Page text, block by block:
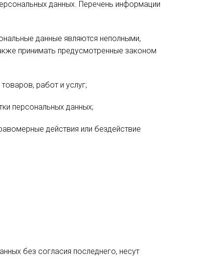
данных. Перечень информации
данные являются неполными,
принимать предусмотренные законом
работ и услуг;
персональных данных;
действия или бездействие
без согласия последнего, несут